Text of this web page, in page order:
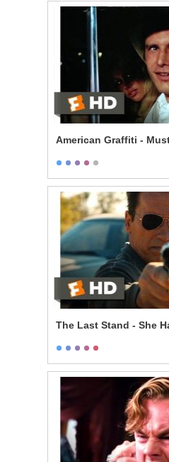
American Graffiti - Must
The Last Stand - She